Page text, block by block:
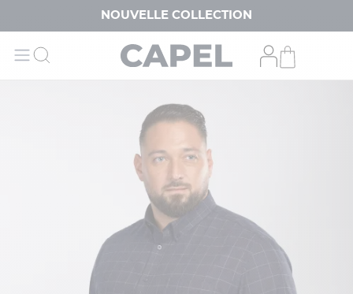
NOUVELLE COLLECTION